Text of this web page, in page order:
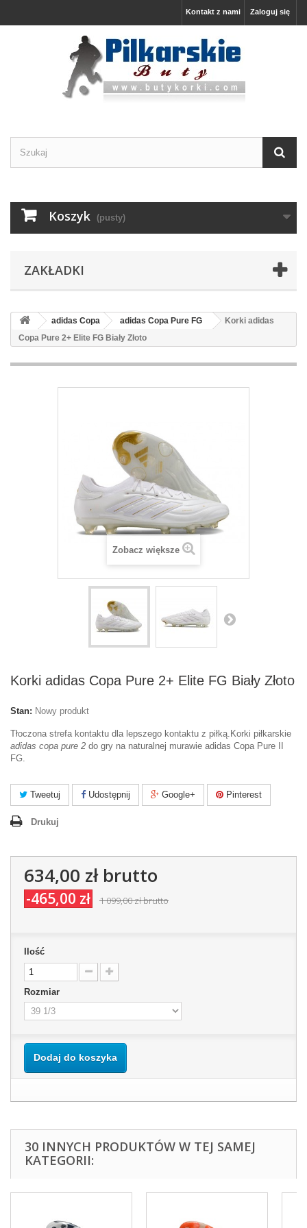
Zaloguj się
Kontakt z nami
Koszyk (pusty)
ZAKŁADKI
adidas Copa adidas Copa Pure FG
Korki adidas
Copa Pure 2+ Elite FG Biały Złoto
Zobacz większe
Korki adidas Copa Pure 2+ Elite FG Biały Złoto
Stan: Nowy produkt
Tłoczona strefa kontaktu dla lepszego kontaktu z piłką.Korki piłkarskie
adidas copa pure 2 do gry na naturalnej murawie adidas Copa Pure II
FG.
Tweetuj Udostępnij Google+ Pinterest
Drukuj
634,00 złbrutto
-465,00 zł 1 099,00 złbrutto
Ilość
Rozmiar
Dodaj do koszyka
30 INNYCH PRODUKTÓW W TEJ SAMEJ
KATEGORII: